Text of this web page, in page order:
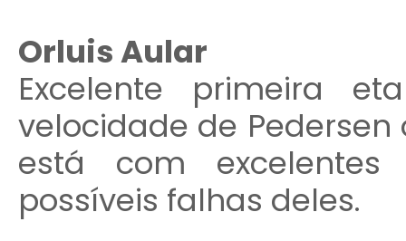
Orluis Aular
Excelente primeira
velocidade de
está com
possíveis falhas deles.